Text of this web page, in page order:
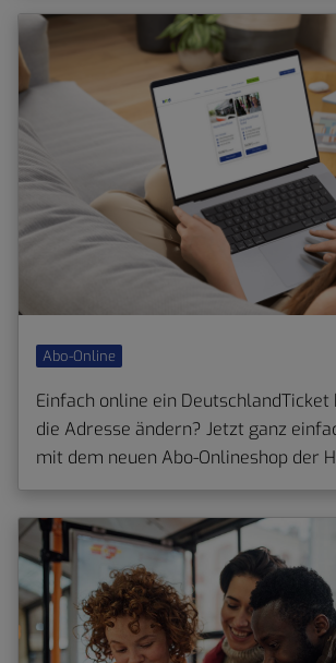
Abo-Online
Einfach online ein
die Adresse ändern? Jetzt ganz
mit dem neuen Abo-Onlineshop der